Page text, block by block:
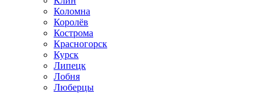
Коломна
Королёв
Кострома
Красногорск
Курск
Липецк
Лобня
Люберцы